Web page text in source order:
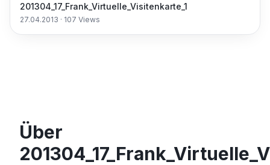
201304_17_Frank_Virtuelle_Visitenkarte_1
27.04.2013 · 107 Views
Über